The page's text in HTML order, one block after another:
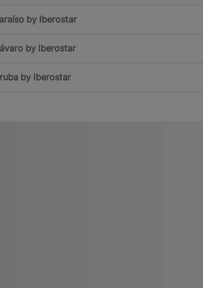
by Iberostar
by Iberostar
by Iberostar